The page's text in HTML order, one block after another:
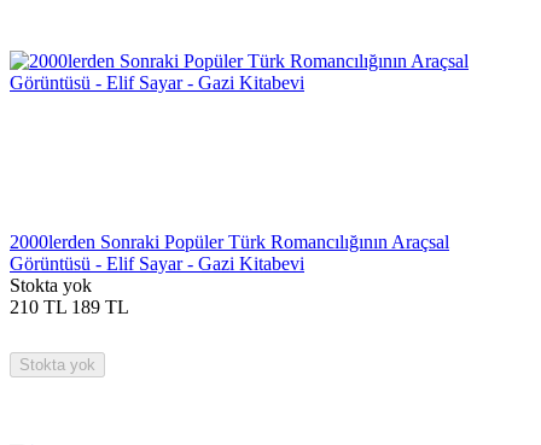
2000lerden Sonraki Popüler Türk Romancılığının Araçsal
Görüntüsü - Elif Sayar - Gazi Kitabevi
Stokta yok
210 TL 189 TL
Stokta yok